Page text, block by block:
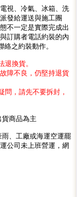
視、冷氣、冰箱、洗
發給運送與施工團
不一定是實際完成出
訂購者電話約裝的內
之約裝動作。
換貨。
障不良，仍堅持退貨
，請先不要拆封，
商品為主
、工廠或海運空運罷
公司未上班營運，網